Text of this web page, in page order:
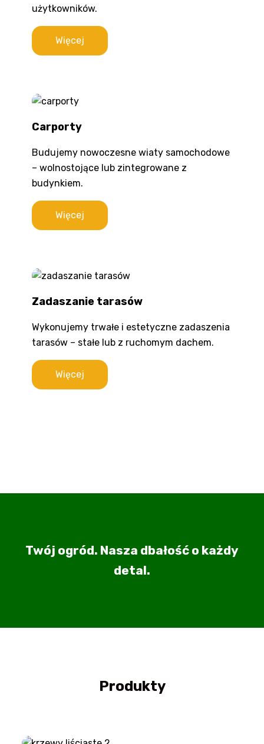
użytkowników.
Więcej
Carporty
Budujemy nowoczesne wiaty samochodowe
– wolnostojące lub zintegrowane z
budynkiem.
Więcej
Zadaszanie tarasów
Wykonujemy trwałe i estetyczne zadaszenia
tarasów – stałe lub z ruchomym dachem.
Więcej
Twój ogród. Nasza dbałość o każdy
detal.
Produkty